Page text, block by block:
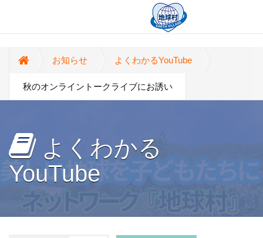
お知らせ よくわかるYouTube
秋のオンライントークライブにお誘い
よくわかる
YouTube